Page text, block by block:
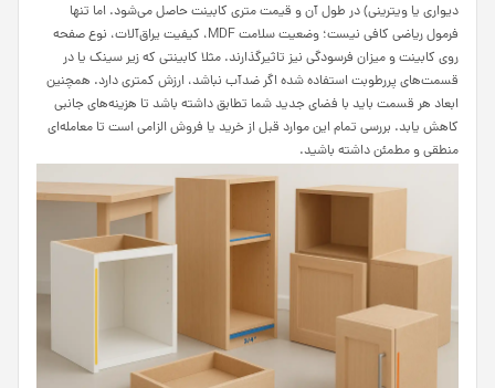
دیواری یا ویترینی) در طول آن و قیمت متری کابینت حاصل می‌شود. اما تنها
فرمول ریاضی کافی نیست؛ وضعیت سلامت MDF، کیفیت یراق‌آلات، نوع صفحه
روی کابینت و میزان فرسودگی نیز تاثیرگذارند. مثلا کابینتی که زیر سینک یا در
قسمت‌های پررطوبت استفاده شده اگر ضدآب نباشد، ارزش کمتری دارد. همچنین
ابعاد هر قسمت باید با فضای جدید شما تطابق داشته باشد تا هزینه‌های جانبی
کاهش یابد. بررسی تمام این موارد قبل از خرید یا فروش الزامی است تا معامله‌ای
منطقی و مطمئن داشته باشید.